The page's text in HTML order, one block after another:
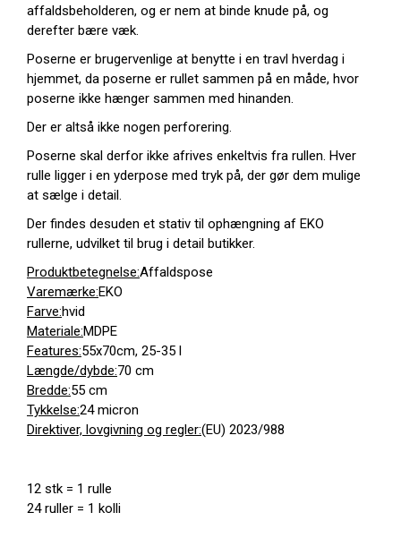
affaldsbeholderen, og er nem at binde knude på, og
derefter bære væk.
Poserne er brugervenlige at benytte i en travl hverdag i
hjemmet, da poserne er rullet sammen på en måde, hvor
poserne ikke hænger sammen med hinanden.
Der er altså ikke nogen perforering.
Poserne skal derfor ikke afrives enkeltvis fra rullen. Hver
rulle ligger i en yderpose med tryk på, der gør dem mulige
at sælge i detail.
Der findes desuden et stativ til ophængning af EKO
rullerne, udvilket til brug i detail butikker.
Produktbetegnelse:Affaldspose
Varemærke:EKO
Farve:hvid
Materiale:MDPE
Features:55x70cm, 25-35 l
Længde/dybde:70 cm
Bredde:55 cm
Tykkelse:24 micron
Direktiver, lovgivning og regler:(EU) 2023/988
12 stk = 1 rulle
24 ruller = 1 kolli